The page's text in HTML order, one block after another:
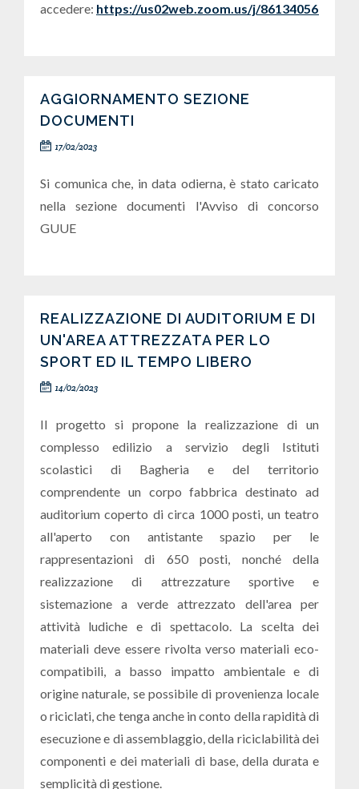
accedere: https://us02web.zoom.us/j/86134056060
AGGIORNAMENTO SEZIONE
DOCUMENTI
17/02/2023
Si comunica che, in data odierna, è stato caricato
nella sezione documenti l'Avviso di concorso
GUUE
REALIZZAZIONE DI AUDITORIUM E DI
UN'AREA ATTREZZATA PER LO
SPORT ED IL TEMPO LIBERO
14/02/2023
Il progetto si propone la realizzazione di un
complesso edilizio a servizio degli Istituti
scolastici di Bagheria e del territorio
comprendente un corpo fabbrica destinato ad
auditorium coperto di circa 1000 posti, un teatro
all'aperto con antistante spazio per le
rappresentazioni di 650 posti, nonché della
realizzazione di attrezzature sportive e
sistemazione a verde attrezzato dell'area per
attività ludiche e di spettacolo. La scelta dei
materiali deve essere rivolta verso materiali eco-
compatibili, a basso impatto ambientale e di
origine naturale, se possibile di provenienza locale
o riciclati, che tenga anche in conto della rapidità di
esecuzione e di assemblaggio, della riciclabilità dei
componenti e dei materiali di base, della durata e
semplicità di gestione.